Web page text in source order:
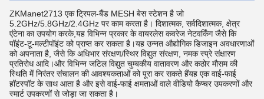
ZKManet2713 एक ट्रिपल-बैंड MESH बेस स्टेशन है जो
5.2GHz/5.8GHz/2.4GHz पर काम करता है। दिशात्मक, सर्वदिशात्मक, क्षेत्र
एंटेना का उपयोग करके,यह विभिन्न प्रकार के वायरलेस कवरेज नेटवर्किंग जैसे कि
पॉइंट-टू-मल्टीपॉइंट को प्राप्त कर सकता है।यह उन्नत औद्योगिक डिजाइन अवधारणाओं
को अपनाता है, जैसे कि अधिभार संरक्षण/स्थिर विद्युत संरक्षण, नमक स्प्रे संक्षारण
प्रतिरोध आदि।और विभिन्न जटिल विद्युत चुम्बकीय वातावरण और कठोर मौसम की
स्थिति में निरंतर संचालन की आवश्यकताओं को पूरा कर सकते हैंयह एक वाई-फाई
हॉटस्पॉट के साथ आता है और इसे वाई-फाई क्षमताओं वाले वीडियो कैप्चर उपकरणों और
स्मार्ट उपकरणों से जोड़ा जा सकता है।